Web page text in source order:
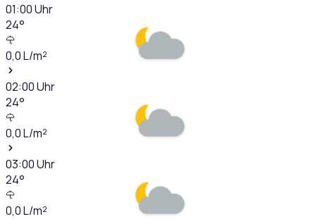
01:00Uhr
24°
0,0L/m²
02:00Uhr
24°
0,0L/m²
03:00Uhr
24°
0,0L/m²